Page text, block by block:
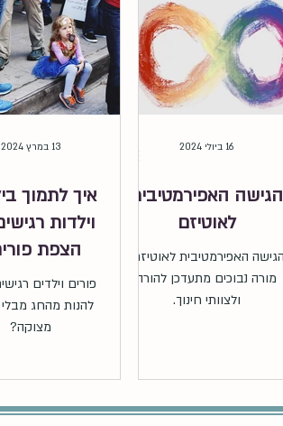
אישית
הגישה האפירמטיבית
לאוטיזם
הגישה האפירמטיבית לאוטיזם,
מורה נבוכים מתעדכן להורה
ולצוותי חינוך.
16 ביולי 2024
איך לתמוך
וילדות
הצפת
פורים וילדים
להנות מהחג
מצוקה?
13 במרץ 2024